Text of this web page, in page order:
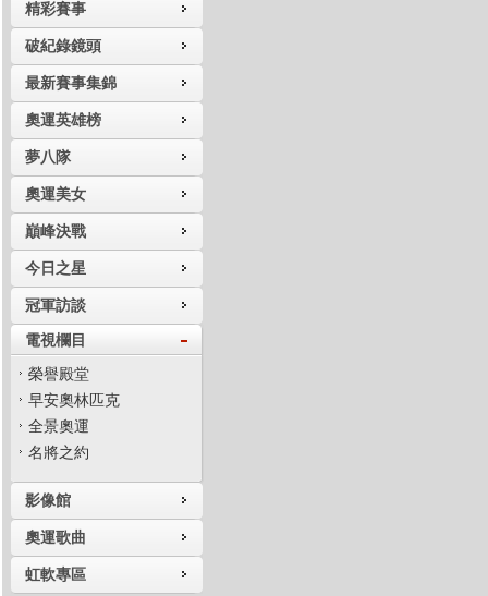
精彩賽事
破紀錄鏡頭
最新賽事集錦
奧運英雄榜
夢八隊
奧運美女
巔峰決戰
今日之星
冠軍訪談
電視欄目
榮譽殿堂
早安奧林匹克
全景奧運
名將之約
影像館
奧運歌曲
虹軟專區